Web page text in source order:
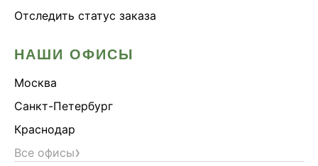
Отследить статус заказа
НАШИ ОФИСЫ
Москва
Санкт-Петербург
Краснодар
Все офисы›